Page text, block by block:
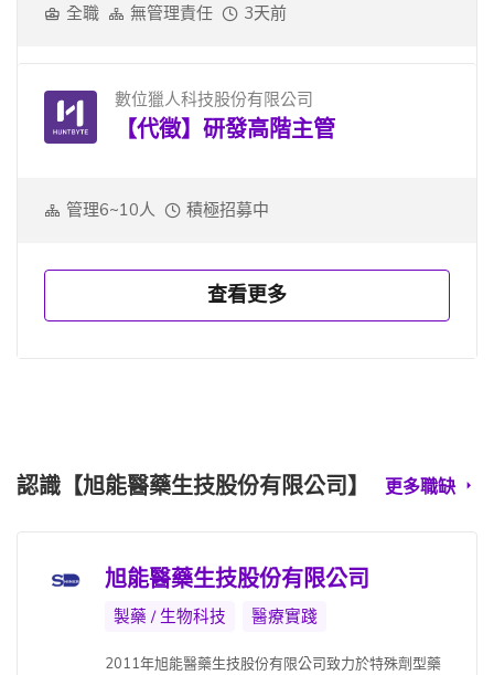
全職 無管理責任 3天前
數位獵人科技股份有限公司
【代徵】研發高階主管
管理6~10人 積極招募中
查看更多
認識【旭能醫藥生技股份有限公司】 更多職缺
旭能醫藥生技股份有限公司
製藥 / 生物科技 醫療實踐
2011年旭能醫藥生技股份有限公司致力於特殊劑型藥